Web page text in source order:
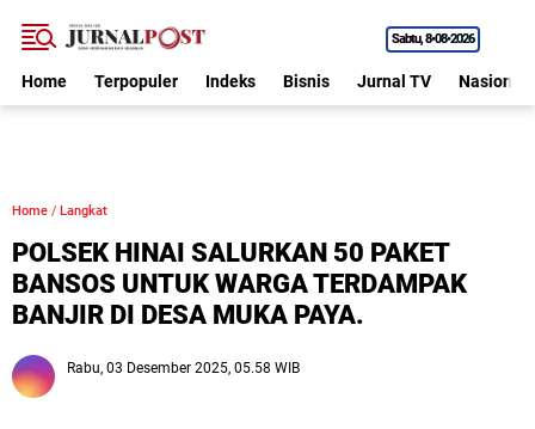
Sabtu 8•08•2026
Home Terpopuler Indeks Bisnis Jurnal TV Nasional
Home / Langkat
POLSEK HINAI SALURKAN 50 PAKET
BANSOS UNTUK WARGA TERDAMPAK
BANJIR DI DESA MUKA PAYA.
Rabu, 03 Desember 2025, 05.58 WIB